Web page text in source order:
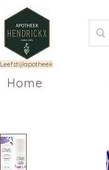
Home
Leefstijlapotheek